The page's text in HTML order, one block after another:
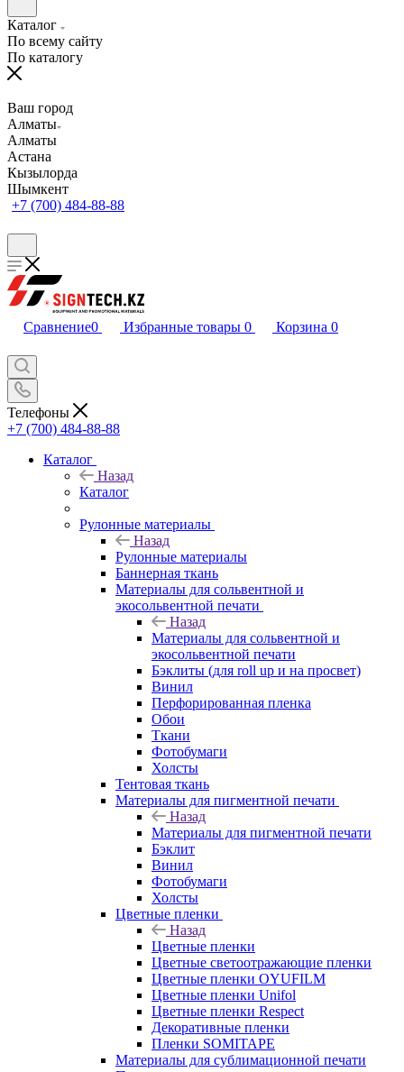
Каталог
По всему сайту
По каталогу
Ваш город
Алматы
Алматы
Астана
Кызылорда
Шымкент
+7 (700) 484-88-88
Сравнение0 Избранные товары 0 Корзина 0
Телефоны
+7 (700) 484-88-88
Каталог
Назад
Каталог
Рулонные материалы
Назад
Рулонные материалы
Баннерная ткань
Материалы для сольвентной и
экосольвентной печати
Назад
Материалы для сольвентной и
экосольвентной печати
Бэклиты (для roll up и на просвет)
Винил
Перфорированная пленка
Обои
Ткани
Фотобумаги
Холсты
Тентовая ткань
Материалы для пигментной печати
Назад
Материалы для пигментной печати
Бэклит
Винил
Фотобумаги
Холсты
Цветные пленки
Назад
Цветные пленки
Цветные светоотражающие пленки
Цветные пленки OYUFILM
Цветные пленки Unifol
Цветные пленки Respect
Декоративные пленки
Пленки SOMITAPE
Материалы для сублимационной печати